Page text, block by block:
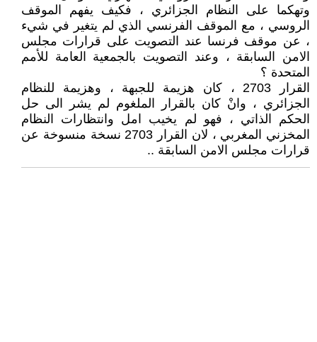
وتهكما على النظام الجزائري ، فكيف يفهم الموقف
الروسي ، مع الموقف الفرنسي الذي لم يتغير في شيء
، عن موقف فرنسا عند التصويت على قرارات مجلس
الامن السابقة ، وعند التصويت بالجمعية العامة للأمم
المتحدة ؟
القرار 2703 ، كان هزيمة للجبهة ، وهزيمة للنظام
الجزائري ، وانْ كان بالقرار الملغوم لم يشر الى حل
الحكم الذاتي ، فهو لم يخيب امل وانتظارات النظام
المخزني المغربي ، لان القرار 2703 نسخة منسوخة عن
قرارات مجلس الامن السابقة ..